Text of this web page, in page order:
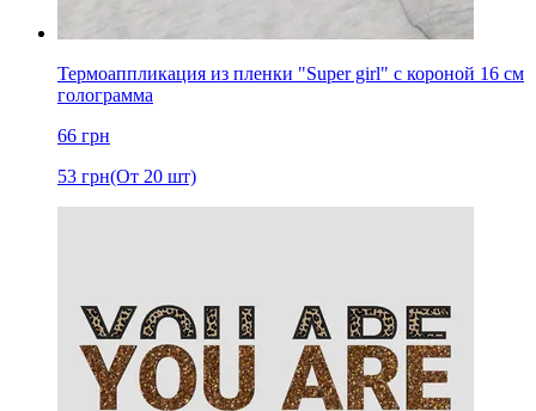
Термоаппликация из пленки "Super girl" с короной 16 см
голограмма
66 грн
53 грн(От 20 шт)